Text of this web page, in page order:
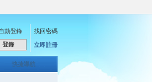
動登錄
找回密碼
登錄 立即註冊
快捷導航